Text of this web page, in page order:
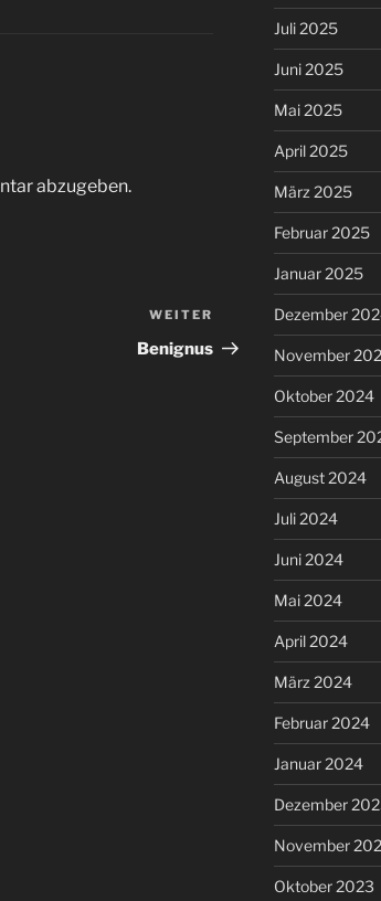
abzugeben.
Nächster
Beitrag
WEITER
Benignus
Juli 2025
Juni 2025
Mai 2025
April 2025
März 2025
Februar 2025
Januar 2025
Dezember
November
Oktober 2024
September
August 2024
Juli 2024
Juni 2024
Mai 2024
April 2024
März 2024
Februar 2024
Januar 2024
Dezember
November
Oktober 2023